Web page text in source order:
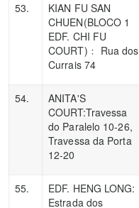
53.
KIAN FU SAN
CHUEN(BLOCO 1
EDF. CHI FU
COURT)﹕ Rua dos
Currais 74
54.
ANITA'S
COURT:Travessa
do Paralelo 10-26,
Travessa da Porta
12-20
55.
EDF. HENG LONG:
Estrada dos